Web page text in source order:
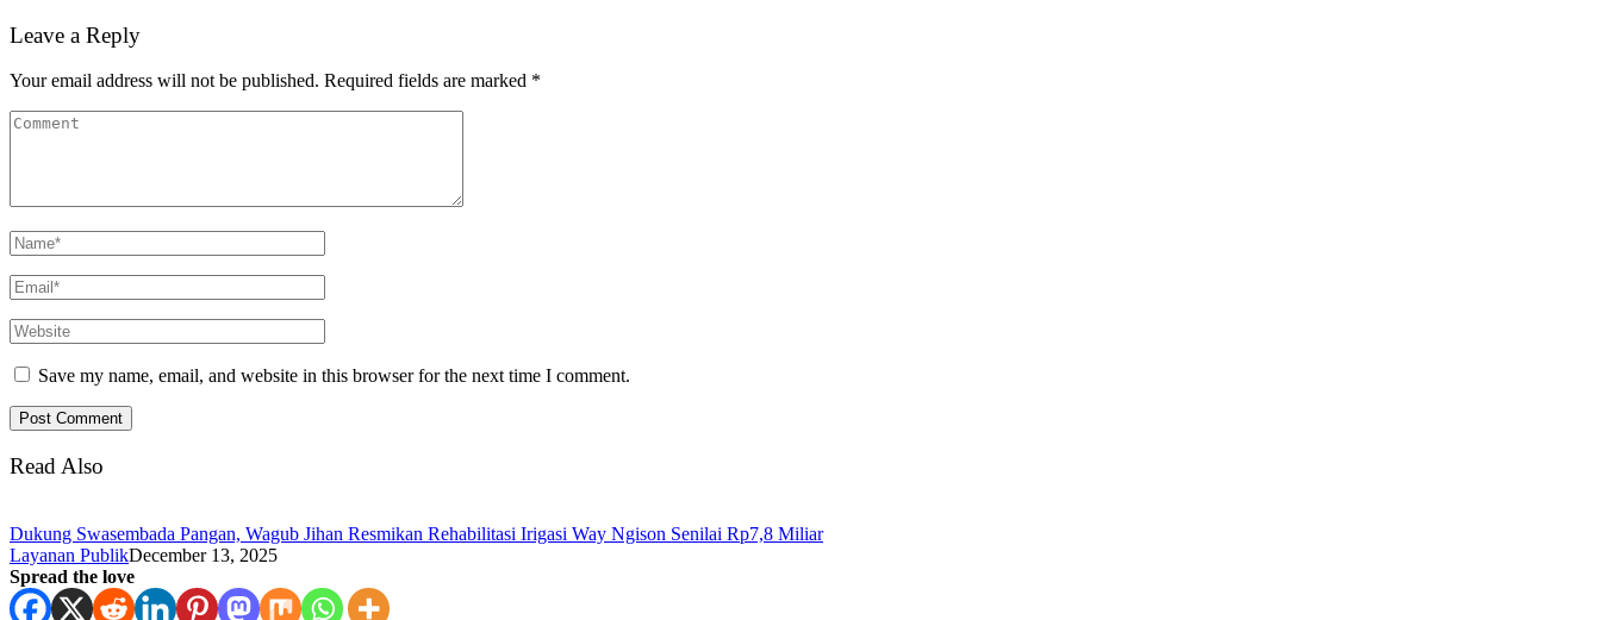
Leave a Reply
Your email address will not be published. Required fields are marked *
Save my name, email, and website in this browser for the next time I comment.
Read Also
Dukung Swasembada Pangan, Wagub Jihan Resmikan Rehabilitasi Irigasi Way Ngison Senilai Rp7,8 Miliar
Layanan PublikDecember 13, 2025
Spread the love